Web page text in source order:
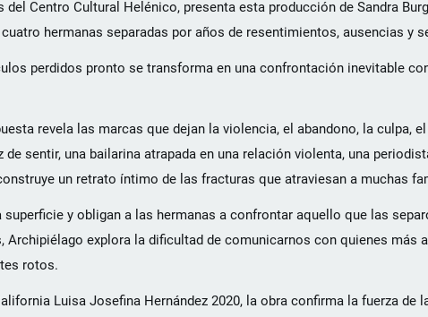
Centro Cultural Helénico, presenta esta producción de Sandra
hermanas separadas por años de resentimientos, ausencias y
perdidos pronto se transforma en una confrontación inevitable
revela las marcas que dejan la violencia, el abandono, la culpa,
sentir, una bailarina atrapada en una relación violenta, una
un retrato íntimo de las fracturas que atraviesan a muchas
y obligan a las hermanas a confrontar aquello que las
Archipiélago explora la dificultad de comunicarnos con quienes más
rotos.
Luisa Josefina Hernández 2020, la obra confirma la fuerza de